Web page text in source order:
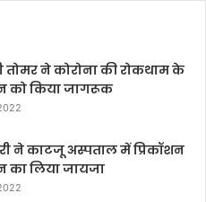
तोमर ने कोरोना की रोकथाम के
किया जागरूक
ने काटजू अस्पताल में प्रिकॉशन
का लिया जायजा